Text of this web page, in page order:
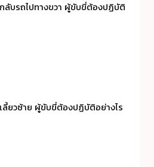
ลับรถไปทางขวา ผู้ขับขี่ต้องปฏิบัติ
ลี้ยวซ้าย ผู้ขับขี่ต้องปฏิบัติอย่างไร